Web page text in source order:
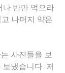
나 반만 먹으라
나머지 약은
사진들을 보
냈습니다. 저